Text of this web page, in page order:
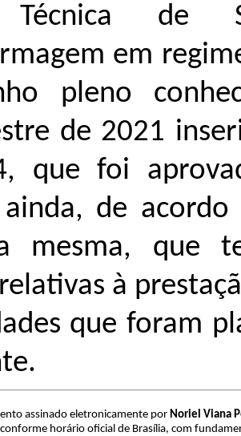
Técnica de
em
pleno
de 2021
, que foi
ainda, de
mesma, que
à
que foram
assinado eletronicamente por Noriel Viana
horário oficial de Brasília, com